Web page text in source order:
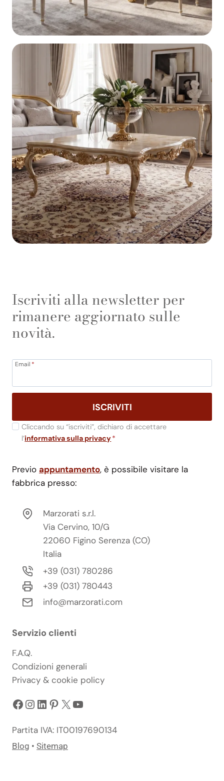
Iscriviti alla newsletter per
rimanere aggiornato sulle
novità.
Email *
ISCRIVITI
Cliccando su “iscriviti”, dichiaro di accettare
l’informativa sulla privacy*
Previo appuntamento, è possibile visitare la
fabbrica presso:
Marzorati s.r.l.
Via Cervino, 10/G
22060 Figino Serenza (CO)
Italia
+39 (031) 780286
+39 (031) 780443
info@marzorati.com
Servizio clienti
F.A.Q.
Condizioni generali
Privacy & cookie policy
Facebook
Instagram
LinkedIn
Pinterest
X YouTube
Partita IVA: IT00197690134
Blog • Sitemap